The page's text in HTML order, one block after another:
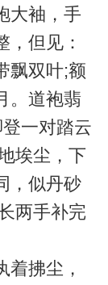
大袖，手
但见：
双叶;额
。道袍翡
一对踏云
埃尘，下
，似丹砂
两手补完
拂尘，